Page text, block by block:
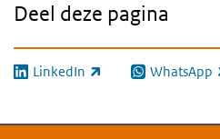
Deel deze pagina
LinkedIn
(externe link) WhatsApp
(externe link)